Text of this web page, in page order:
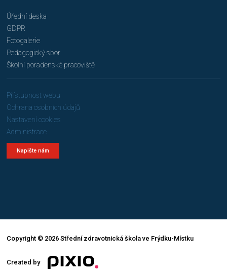
Úřední deska
GDPR
Fotogalerie
Pedagogický sbor
Školní poradenské pracoviště
Přístupnost webu
Ochrana osobních údajů
Nastavení cookies
Administrace
Napište nám
Copyright © 2026 Střední zdravotnická škola ve Frýdku-Místku
Created by